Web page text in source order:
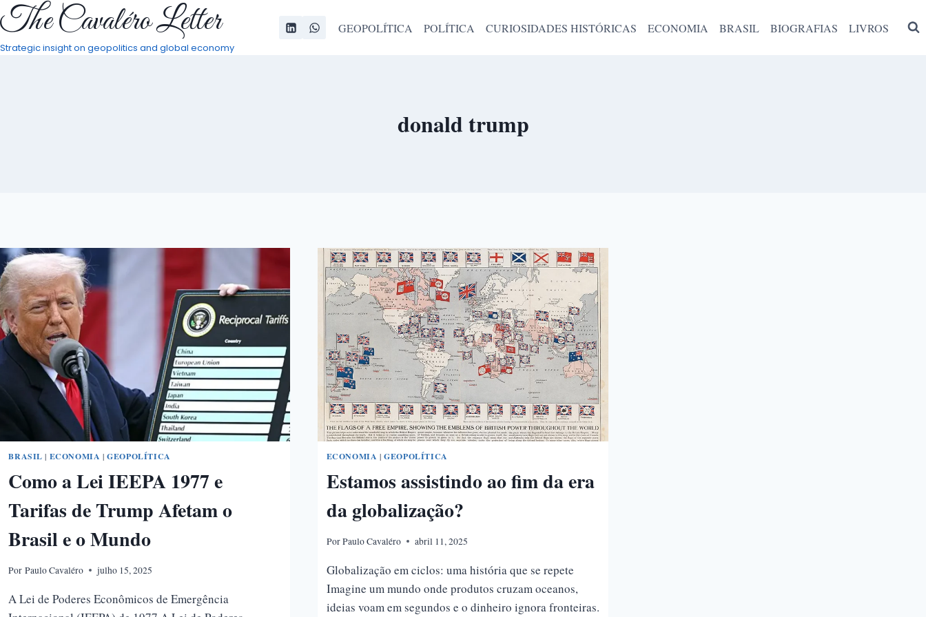
Pular
para
o
The Cavaléro Letter
Strategic insight on geopolitics and global economy
GEOPOLÍTICA POLÍTICA CURIOSIDADES HISTÓRICAS ECONOMIA BRASIL BIOGRAFIAS LIVROS
donald trump
BRASIL | ECONOMIA |GEOPOLÍTICA
Como a Lei IEEPA 1977 e
Tarifas de Trump Afetam o
Brasil e o Mundo
Por Paulo Cavaléro julho 15, 2025
A Lei de Poderes Econômicos de Emergência
ECONOMIA |GEOPOLÍTICA
Estamos assistindo ao fim da era
da globalização?
PorPaulo Cavaléro abril 11, 2025
Globalização em ciclos: uma história que se repete
Imagine um mundo onde produtos cruzam oceanos,
ideias voam em segundos e o dinheiro ignora fronteiras.